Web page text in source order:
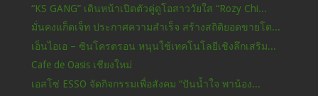
“KS GANG” เดินหน้าเปิดตัวคู่ดูโอสาววัยใส “Rozy Chi...
มั่นคงแก็ดเจ็ท ประกาศความสำเร็จ สร้างสถิติยอดขายโต...
เอ็นไอเอ – ซินโครตรอน หนุนใช้เทคโนโลยีเชิงลึกเสริม...
Cafe de Oasis เชียงใหม่
เอสโซ่ ESSO จัดกิจกรรมเพื่อสังคม “ปันน้ำใจ พาน้อง...